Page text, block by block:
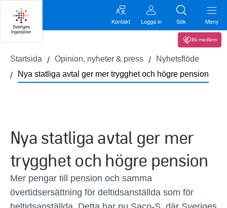
Kontakt Logga in Sök Meny
Bli medlem
Startsida Opinion, nyheter & press
Nyhetsflöde
Nya statliga avtal ger mer trygghet och högre pension
Nya statliga avtal ger mer
trygghet och högre pension
Mer pengar till pension och samma
övertidsersättning för deltidsanställda som för